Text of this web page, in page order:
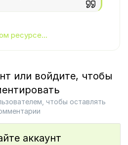
ресурсе...
или войдите, чтобы
чтобы оставлять
аккаунт